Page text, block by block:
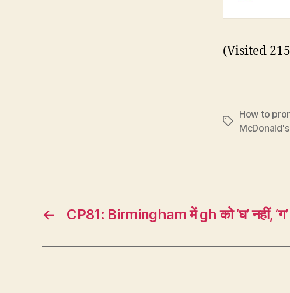
(Visited
Tags
How to
McDonald's
← CP81: Birmingham में gh को ‘घ’ नहीं,